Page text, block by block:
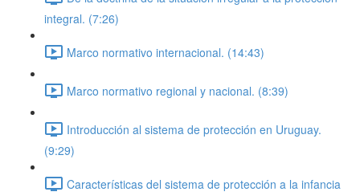
integral. (7:26)
Marco normativo internacional. (14:43)
Marco normativo regional y nacional. (8:39)
Introducción al sistema de protección en Uruguay.
(9:29)
Características del sistema de protección a la infancia